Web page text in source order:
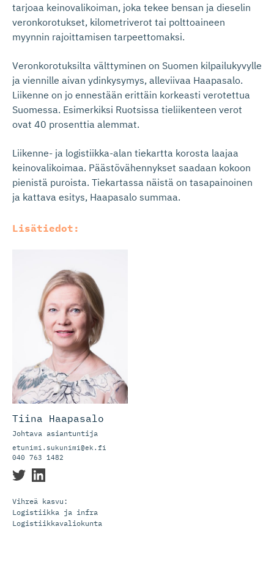
tarjoaa keinovalikoiman, joka tekee bensan ja dieselin
veronkorotukset, kilometriverot tai polttoaineen
myynnin rajoittamisen tarpeettomaksi.
Veronkorotuksilta välttyminen on Suomen kilpailukyvylle
ja viennille aivan ydinkysymys, alleviivaa Haapasalo.
Liikenne on jo ennestään erittäin korkeasti verotettua
Suomessa. Esimerkiksi Ruotsissa tieliikenteen verot
ovat 40 prosenttia alemmat.
Liikenne- ja logistiikka-alan tiekartta korosta laajaa
keinovalikoimaa. Päästövähennykset saadaan kokoon
pienistä puroista. Tiekartassa näistä on tasapainoinen
ja kattava esitys, Haapasalo summaa.
Lisätiedot:
Tiina Haapasalo
Johtava asiantuntija
etunimi.sukunimi@ek.fi
040 763 1482
Vihreä kasvu:
Logistiikka ja infra
Logistiikkavaliokunta